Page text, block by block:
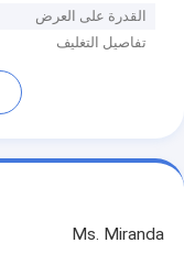
القدرة على العرض
تفاصيل التغليف
Ms. Miranda